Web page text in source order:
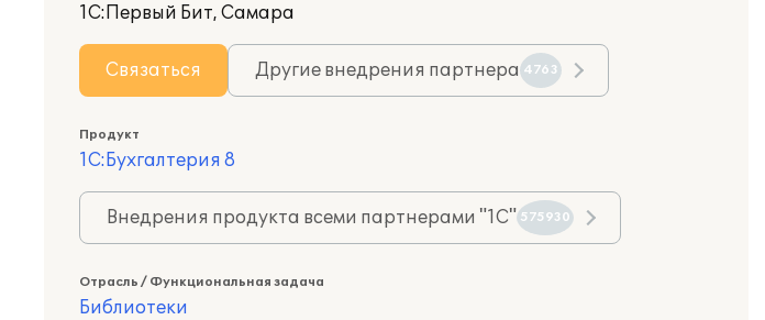
1С:Первый Бит, Самара
Связаться Другие внедрения партнера 4763
Продукт
1С:Бухгалтерия 8
Внедрения продукта всеми партнерами "1С" 575930
Отрасль / Функциональная задача
Библиотеки